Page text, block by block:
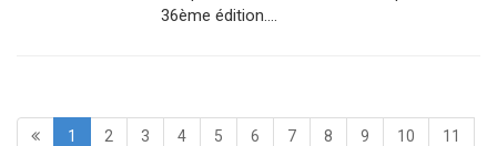
36ème édition.…
1 2 3 4 5 6 7 8 9 10 11